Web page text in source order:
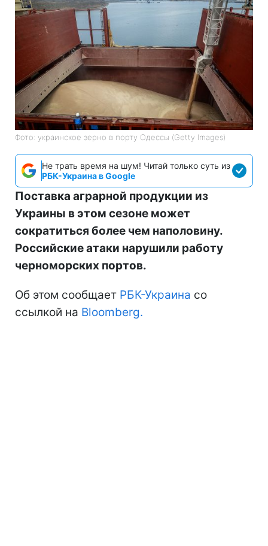
Фото: украинское зерно в порту Одессы (Getty Images)
Не трать время на шум! Читай только суть из
РБК-Украина в Google
Поставка аграрной продукции из
Украины в этом сезоне может
сократиться более чем наполовину.
Российские атаки нарушили работу
черноморских портов.
Об этом сообщает РБК-Украина со
ссылкой на Bloomberg.